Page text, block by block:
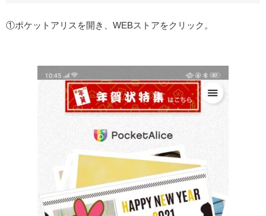
①ポケットアリスを開き、WEBストアをクリック。